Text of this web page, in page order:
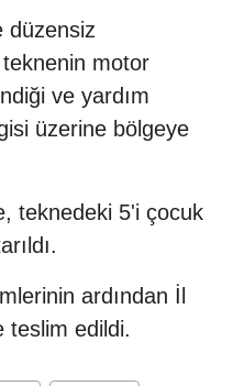
düzensiz
motor
ve yardım
üzerine bölgeye
teknedeki 5'i çocuk
ardından İl
teslim edildi.